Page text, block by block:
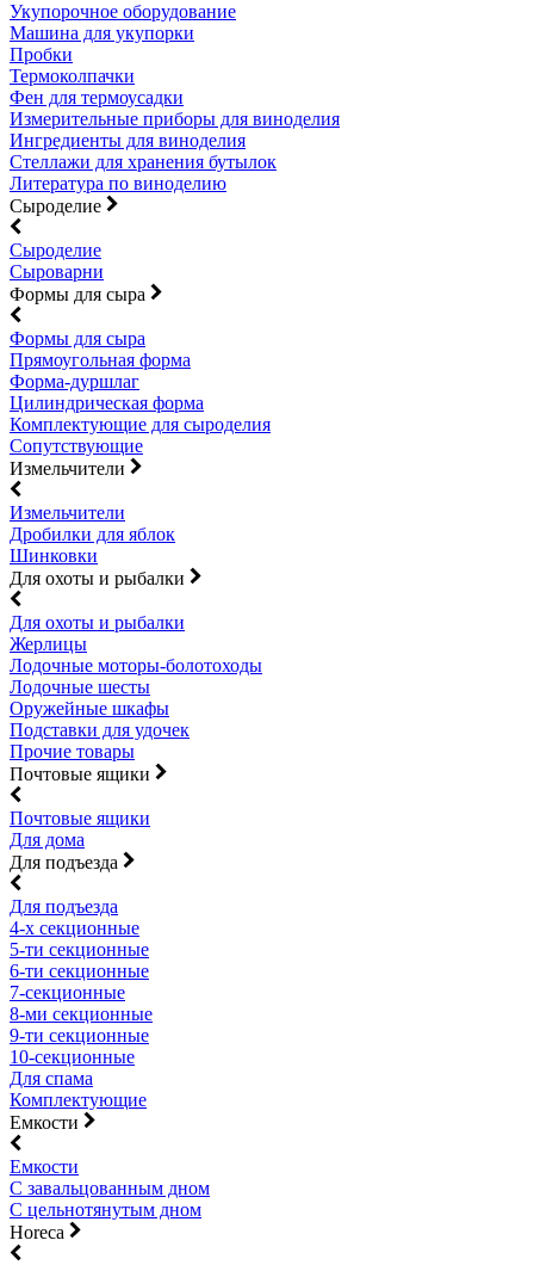
Укупорочное оборудование
Машина для укупорки
Пробки
Термоколпачки
Фен для термоусадки
Измерительные приборы для виноделия
Ингредиенты для виноделия
Стеллажи для хранения бутылок
Литература по виноделию
Сыроделие
Сыроделие
Сыроварни
Формы для сыра
Формы для сыра
Прямоугольная форма
Форма-дуршлаг
Цилиндрическая форма
Комплектующие для сыроделия
Сопутствующие
Измельчители
Измельчители
Дробилки для яблок
Шинковки
Для охоты и рыбалки
Для охоты и рыбалки
Жерлицы
Лодочные моторы-болотоходы
Лодочные шесты
Оружейные шкафы
Подставки для удочек
Прочие товары
Почтовые ящики
Почтовые ящики
Для дома
Для подъезда
Для подъезда
4-х секционные
5-ти секционные
6-ти секционные
7-секционные
8-ми секционные
9-ти секционные
10-секционные
Для спама
Комплектующие
Емкости
Емкости
С завальцованным дном
С цельнотянутым дном
Horeca